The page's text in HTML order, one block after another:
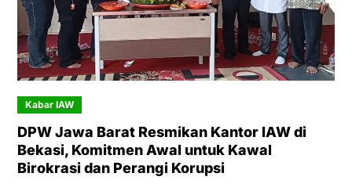
Kabar IAW
DPW Jawa Barat Resmikan Kantor IAW di
Bekasi, Komitmen Awal untuk Kawal
Birokrasi dan Perangi Korupsi